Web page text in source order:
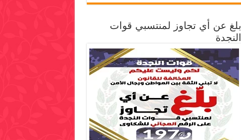
بلغ عن أي تجاوز لمنتسبي قوات
النجدة